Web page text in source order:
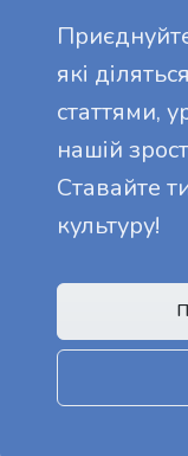
які
статтями,
нашій
Ставайте
культуру!